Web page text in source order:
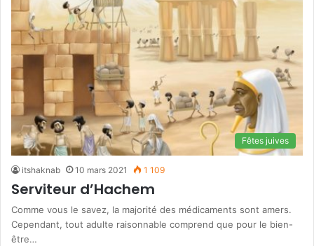
Fêtes juives
itshaknab 10 mars 2021 1 109
Serviteur d’Hachem
Comme vous le savez, la majorité des médicaments sont amers.
Cependant, tout adulte raisonnable comprend que pour le bien-
être…